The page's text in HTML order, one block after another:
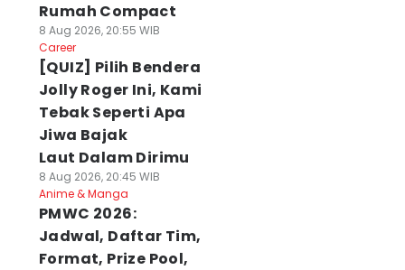
Rumah Compact
8 Aug 2026, 20:55 WIB
Career
[QUIZ] Pilih Bendera
Jolly Roger Ini, Kami
Tebak Seperti Apa
Jiwa Bajak
Laut Dalam Dirimu
8 Aug 2026, 20:45 WIB
Anime & Manga
PMWC 2026:
Jadwal, Daftar Tim,
Format, Prize Pool,